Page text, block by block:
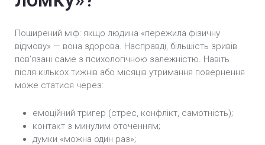
Поширений міф: якщо людина «пережила фізичну
відмову» — вона здорова. Насправді, більшість зривів
пов’язані саме з психологічною залежністю. Навіть
після кількох тижнів або місяців утримання повернення
може статися через:
емоційний тригер (стрес, конфлікт, самотність);
контакт з минулим оточенням;
думки «можна один раз»;